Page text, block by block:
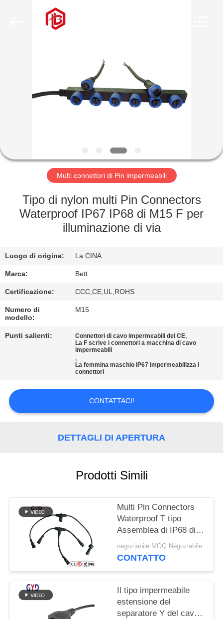
PRODOTTI
GIRO
FABBRICA
CONTROLLO
QUALITÀ
MAPPA
DEL
SITO
Multi connettori di Pin impermeabili
Tipo di nylon multi Pin Connectors
Waterproof IP67 IP68 di M15 F per
illuminazione di via
Luogo di origine: La CINA
Marca: Bett
Certificazione: CCC,CE,UL,ROHS
Numero di
modello:
M15
Punti salienti: Connettori di cavo impermeabili del CE,
La F scrive i connettori a macchina di cavo
impermeabili
,
La femmina maschio IP67 impermeabilizza i
connettori
CONTATTACI!
DETTAGLI DI APERTURA
Prodotti Simili
Multi Pin Connectors
Waterproof T tipo
Assemblea di IP68 di
misura della vite
negoziabile MOQ:Negoziabile
CONTATTO
Il tipo impermeabile
estensione del
separatore Y del cavo